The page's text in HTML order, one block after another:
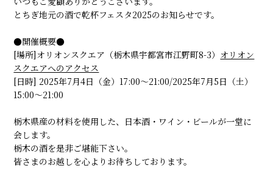
とちぎ地元の酒で乾杯フェスタ2025のお知らせです。
●開催概要●
[場所]オリオンスクエア（栃木県宇都宮市江野町8-3） オリオン
スクエアへのアクセス
[日時] 2025年7月4日（金）17:00～21:00/2025年7月5日（土）
15:00～21:00
栃木県産の材料を使用した、日本酒・ワイン・ビールが一堂に
会します。
栃木の酒を是非ご堪能下さい。
皆さまのお越しを心よりお待ちしております。